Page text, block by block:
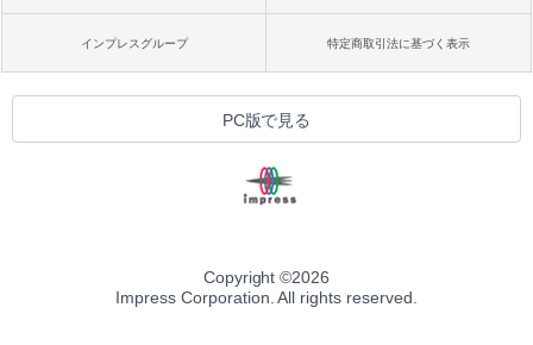
インプレスグループ 特定商取引法に基づく表示
PC版で見る
Copyright ©2026
Impress Corporation. All rights reserved.